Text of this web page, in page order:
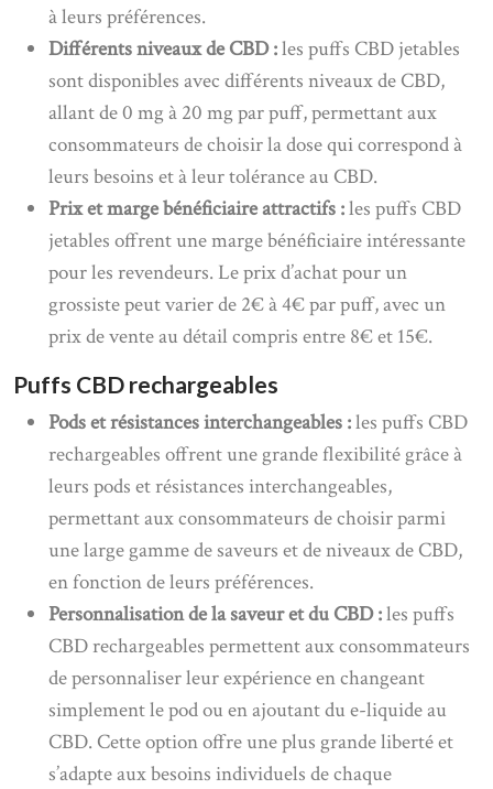
à leurs préférences.
Différents niveaux de CBD :les puffs CBD jetables
sont disponibles avec différents niveaux de CBD,
allant de 0 mg à 20 mg par puff, permettant aux
consommateurs de choisir la dose qui correspond à
leurs besoins et à leur tolérance au CBD.
Prix et marge bénéficiaire attractifs :les puffs CBD
jetables offrent une marge bénéficiaire intéressante
pour les revendeurs. Le prix d’achat pour un
grossiste peut varier de 2€ à 4€ par puff, avec un
prix de vente au détail compris entre 8€ et 15€.
Puffs CBD rechargeables
Pods et résistances interchangeables :les puffs CBD
rechargeables offrent une grande flexibilité grâce à
leurs pods et résistances interchangeables,
permettant aux consommateurs de choisir parmi
une large gamme de saveurs et de niveaux de CBD,
en fonction de leurs préférences.
Personnalisation de la saveur et du CBD :les puffs
CBD rechargeables permettent aux consommateurs
de personnaliser leur expérience en changeant
simplement le pod ou en ajoutant du e-liquide au
CBD. Cette option offre une plus grande liberté et
s’adapte aux besoins individuels de chaque